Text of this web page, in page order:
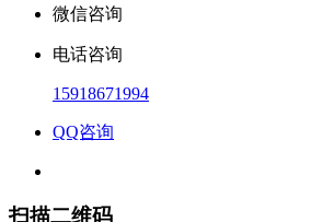
微信咨询
电话咨询
15918671994
QQ咨询
扫描二维码